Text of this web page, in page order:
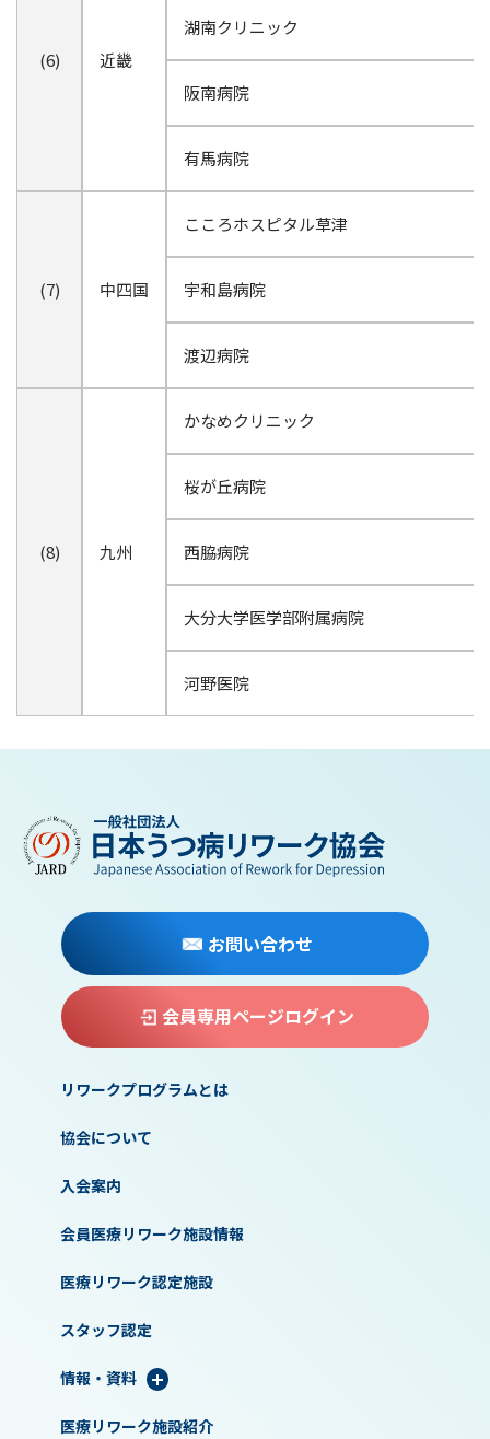
(6) 近畿
湖南クリニック
阪南病院
有馬病院
(7) 中四国
こころホスピタル草津
宇和島病院
渡辺病院
(8) 九州
かなめクリニック
桜が丘病院
西脇病院
大分大学医学部附属病院
河野医院
お問い合わせ
会員専用ページログイン
リワークプログラムとは
協会について
入会案内
会員医療リワーク施設情報
医療リワーク認定施設
スタッフ認定
情報・資料
医療リワーク施設紹介